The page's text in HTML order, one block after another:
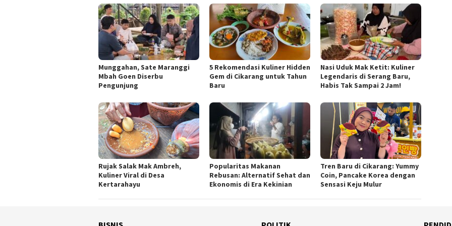
Munggahan, Sate Maranggi
Mbah Goen Diserbu
Pengunjung
5 Rekomendasi Kuliner Hidden
Gem di Cikarang untuk Tahun
Baru
Nasi Uduk Mak Ketit: Kuliner
Legendaris di Serang Baru,
Habis Tak Sampai 2 Jam!
Rujak Salak Mak Ambreh,
Kuliner Viral di Desa
Kertarahayu
Popularitas Makanan
Rebusan: Alternatif Sehat dan
Ekonomis di Era Kekinian
Tren Baru di Cikarang: Yummy
Coin, Pancake Korea dengan
Sensasi Keju Mulur